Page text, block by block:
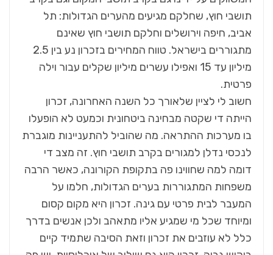
תושבי חוץ, שחלקם מגיעים מהערים הגדולות: תל
אביב, חיפה וירושלים וחלקם תושבי חוץ שאינם
מתגוררים בישראל. טווח המחירים בזכרון נע בין 2.5
מיליון עד 15 ואפילו עשרים מיליון שקלים עבור וילה
פרטית.
חשוב לי לציין שלאורך כל השנה האחרונה, זכרון
הייתה די שקטה מבחינה ביטחונית וכמעט לא הופעלו
בו מערכות ההתראה. מה שהוביל להתעניינות מוגברת
לנכסי נדלן למגורים בקרב תושבי חוץ. זה מצב די
דומה למה שחווינו פה בתקופת הקורונה, כאשר הרבה
משפחות המתגוררות בערים הגדולות, חלמו על
המעבר לבית פרטי עם גינה. זכרון היא מקום קסום
ומיוחד שכל מי שמגיע אליו מתאהב ולכן אנשים בדרך
כלל לא עוזבים את זכרון וזאת הסיבה שתמיד קיים